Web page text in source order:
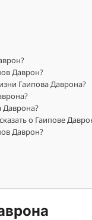
Даврон?
Гаипова Даврона?
Даврона?
о Гаипове
Даврон?